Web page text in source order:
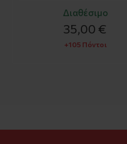
Διαθέσιμο
35,00 €
+105 Πόντοι